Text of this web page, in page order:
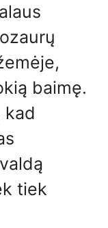
baimę.
kad
tiek